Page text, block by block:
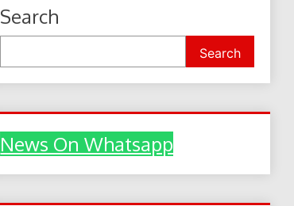
Search
Search
News On Whatsapp